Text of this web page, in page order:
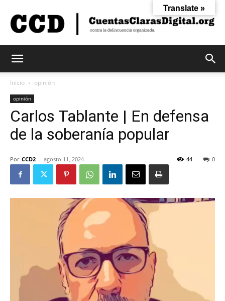
Claras
Inicio opinión
opinión
Carlos Tablante | En defensa
de la soberanía popular
Por CCD2 - agosto 11, 2024 0
44
Translate »